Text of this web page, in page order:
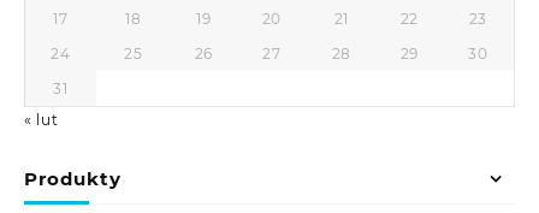
17
18 19 20 21 22
23
24
25 26 27 28 29
30
31
« lut
Produkty